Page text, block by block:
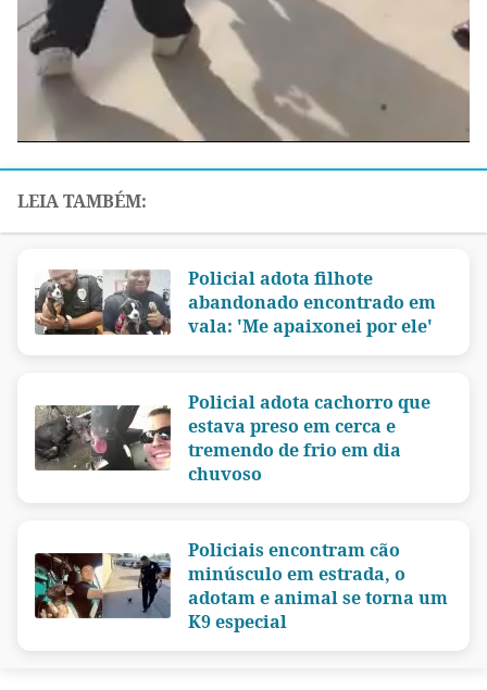
Policial adota filhote
abandonado encontrado em
vala: 'Me apaixonei por ele'
Policial adota cachorro que
estava preso em cerca e
tremendo de frio em dia
chuvoso
Policiais encontram cão
minúsculo em estrada, o
adotam e animal se torna um
K9 especial